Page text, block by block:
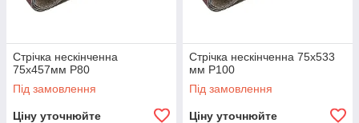
Стрічка нескінченна
75х457мм P80
Під замовлення
Ціну уточнюйте
Стрічка нескінченна 75х533
мм P100
Під замовлення
Ціну уточнюйте